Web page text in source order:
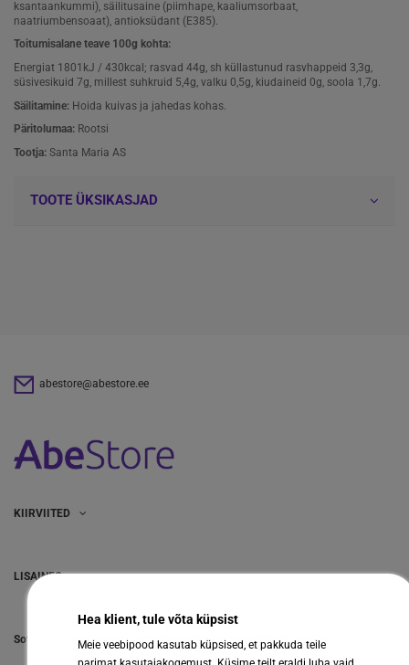
ksantaankummi), säilitusaine (piimhape, kaaliumsorbaat,
naatriumbensoaat), antioksüdant (E385).
Toitumisalane teave 100g kohta:
Energiat 1801kJ / 430kcal; rasvad 44g, sh küllastunud rasvhappeid 3,3g,
süsivesikuid 7g, millest suhkruid 5,4g, valku 0,5g, kiudaineid 0g, soola 1,7g.
Säilitamine: Hoida kuivas ja jahedas kohas.
Päritolumaa: Rootsi
Tootja: Santa Maria AS
TOOTE ÜKSIKASJAD
abestore@abestore.ee
KIIRVIITED
LISAINFO
Hea klient, tule võta küpsist
Meie veebipood kasutab küpsised, et pakkuda teile
Sotsiaalmeedia